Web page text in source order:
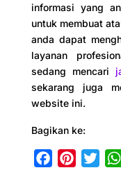
informasi yang
untuk membuat
anda dapat
layanan
sedang mencari
sekarang juga
website ini.
Bagikan ke: